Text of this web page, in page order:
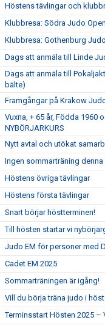
Höstens tävlingar och
Klubbresa: Södra Judo
Klubbresa: Gothenburg
Dags att anmäla till Linde
Dags att anmäla till
bälte)
Framgångar på Krakow
Vuxna, + 65 år, Födda 1960
NYBÖRJARKURS
Nytt avtal och utökat
Ingen sommarträning denna
Höstens övriga tävlingar
Höstens första tävlingar
Snart börjar höstterminen!
Till hösten startar vi
Judo EM för personer med
Cadet EM 2025
Sommarträningen är igång!
Vill du börja träna judo i
Terminsstart Hösten 2025 –